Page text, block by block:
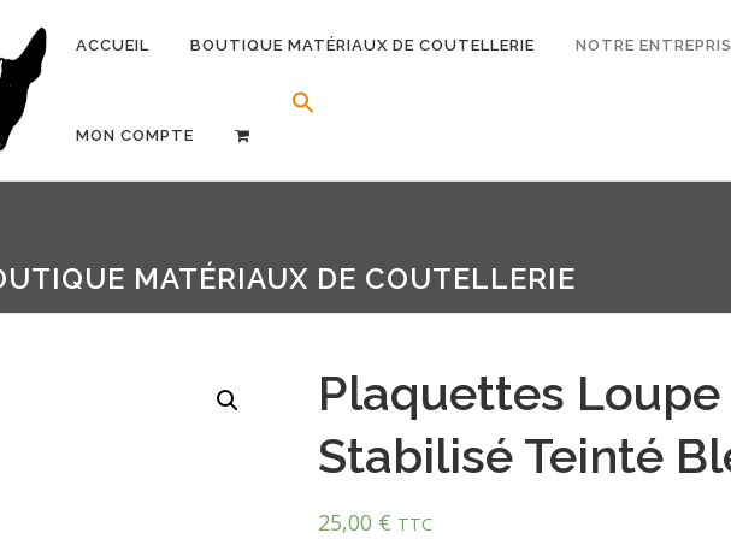
ACCUEIL BOUTIQUE MATÉRIAUX DE COUTELLERIE NOTRE
MON COMPTE
MATÉRIAUX DE COUTELLERIE
Plaquettes
Stabilisé Teinté
25,00 € TTC